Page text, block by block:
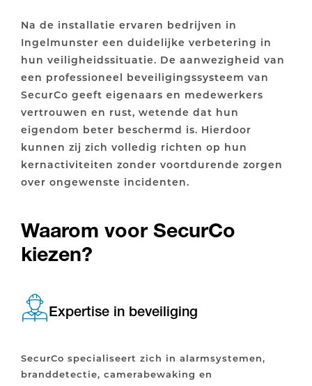
Na de installatie ervaren bedrijven in
Ingelmunster een duidelijke verbetering in
hun veiligheidssituatie. De aanwezigheid van
een professioneel beveiligingssysteem van
SecurCo geeft eigenaars en medewerkers
vertrouwen en rust, wetende dat hun
eigendom beter beschermd is. Hierdoor
kunnen zij zich volledig richten op hun
kernactiviteiten zonder voortdurende zorgen
over ongewenste incidenten.
Waarom voor SecurCo
kiezen?
Expertise in beveiliging
SecurCo specialiseert zich in alarmsystemen,
branddetectie, camerabewaking en